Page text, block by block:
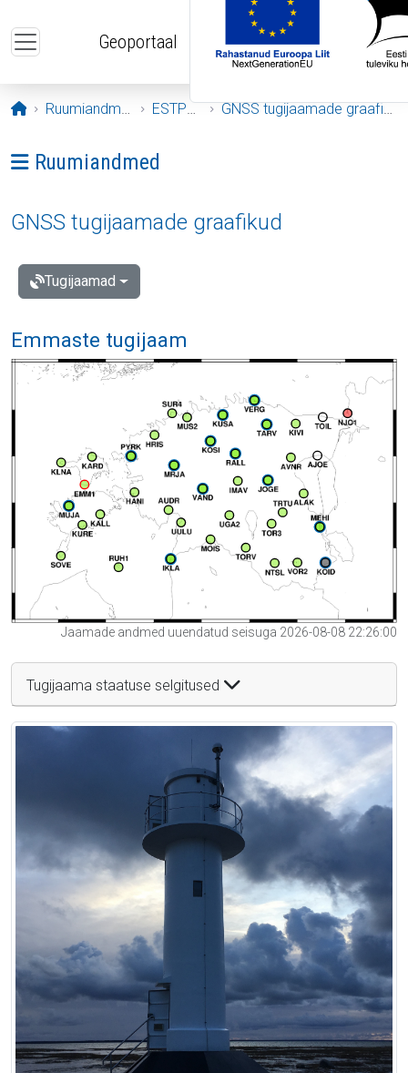
Geoportaal
Avaleht
Ruumiandmed ESTPOS GNSS tugijaamade graafikud
Ava menüü: Ruumiandmed
Ruumiandmed
GNSS tugijaamade graafikud
Tugijaamad
Emmaste tugijaam
Jaamade andmed uuendatud seisuga 2026-08-08 22:26:00
Tugijaama staatuse selgitused